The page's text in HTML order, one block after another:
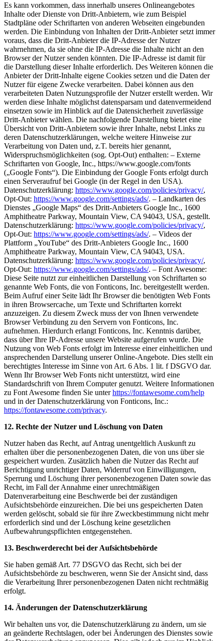
Es kann vorkommen, dass innerhalb unseres Onlineangebotes
Inhalte oder Dienste von Dritt-Anbietern, wie zum Beispiel
Stadtpläne oder Schriftarten von anderen Webseiten eingebunden
werden. Die Einbindung von Inhalten der Dritt-Anbieter setzt immer
voraus, dass die Dritt-Anbieter die IP-Adresse der Nutzer
wahrnehmen, da sie ohne die IP-Adresse die Inhalte nicht an den
Browser der Nutzer senden könnten. Die IP-Adresse ist damit für
die Darstellung dieser Inhalte erforderlich. Des Weiteren können die
Anbieter der Dritt-Inhalte eigene Cookies setzen und die Daten der
Nutzer für eigene Zwecke verarbeiten. Dabei können aus den
verarbeiteten Daten Nutzungsprofile der Nutzer erstellt werden. Wir
werden diese Inhalte möglichst datensparsam und datenvermeidend
einsetzen sowie im Hinblick auf die Datensicherheit zuverlässige
Dritt-Anbieter wählen. Die nachfolgende Darstellung bietet eine
Übersicht von Dritt-Anbietern sowie ihrer Inhalte, nebst Links zu
deren Datenschutzerklärungen, welche weitere Hinweise zur
Verarbeitung von Daten und, z.T. bereits hier genannt,
Widerspruchsmöglichkeiten (sog. Opt-Out) enthalten: – Externe
Schriftarten von Google, Inc., https://www.google.com/fonts
(„Google Fonts“). Die Einbindung der Google Fonts erfolgt durch
einen Serveraufruf bei Google (in der Regel in den USA).
Datenschutzerklärung: https://www.google.com/policies/privacy/,
Opt-Out: https://www.google.com/settings/ads/. – Landkarten des
Dienstes „Google Maps“ des Dritt-Anbieters Google Inc., 1600
Amphitheatre Parkway, Mountain View, CA 94043, USA, gestellt.
Datenschutzerklärung: https://www.google.com/policies/privacy/,
Opt-Out: https://www.google.com/settings/ads/. – Videos der
Plattform „YouTube“ des Dritt-Anbieters Google Inc., 1600
Amphitheatre Parkway, Mountain View, CA 94043, USA.
Datenschutzerklärung: https://www.google.com/policies/privacy/,
Opt-Out: https://www.google.com/settings/ads/. – Font Awesome:
Diese Seite nutzt zur einheitlichen Darstellung von Schriftarten so
genannte Web Fonts, die von Fonticons, Inc. bereitgestellt werden.
Beim Aufruf einer Seite lädt Ihr Browser die benötigten Web Fonts
in ihren Browsercache, um Texte und Schriftarten korrekt
anzuzeigen. Zu diesem Zweck muss der von Ihnen verwendete
Browser Verbindung zu den Servern von Fonticons, Inc.
aufnehmen. Hierdurch erlangt Fonticons, Inc. Kenntnis darüber,
dass über Ihre IP-Adresse unsere Website aufgerufen wurde. Die
Nutzung von Web Fonts erfolgt im Interesse einer einheitlichen und
ansprechenden Darstellung unserer Online-Angebote. Dies stellt ein
berechtigtes Interesse im Sinne von Art. 6 Abs. 1 lit. f DSGVO dar.
Wenn Ihr Browser Web Fonts nicht unterstützt, wird eine
Standardschrift von Ihrem Computer genutzt. Weitere Informationen
zu Font Awesome finden Sie unterhttps://fontawesome.com/help
und in der Datenschutzerklärung von Fonticons, Inc.:
https://fontawesome.com/privacy.
12. Rechte der Nutzer und Löschung von Daten
Nutzer haben das Recht, auf Antrag unentgeltlich Auskunft zu
erhalten über die personenbezogenen Daten, die von uns über sie
gespeichert wurden. Zusätzlich haben die Nutzer das Recht auf
Berichtigung unrichtiger Daten, Widerruf von Einwilligungen,
Sperrung und Löschung ihrer personenbezogenen Daten sowie das
Recht, im Fall der Annahme einer unrechtmäßigen
Datenverarbeitung eine Beschwerde bei der zuständigen
Aufsichtsbehörde einzureichen. Die bei uns gespeicherten Daten
werden gelöscht, sobald sie für ihre Zweckbestimmung nicht mehr
erforderlich sind und der Löschung keine gesetzlichen
Aufbewahrungspflichten entgegenstehen.
13. Beschwerderecht bei der Aufsichtsbehörde
Sie haben gemäß Art. 77 DSGVO das Recht, sich bei der
Aufsichtsbehörde zu beschweren, wenn Sie der Ansicht sind, dass
die Verarbeitung Ihrer personenbezogenen Daten nicht rechtmäßig
erfolgt.
14. Änderungen der Datenschutzerklärung
Wir behalten uns vor, die Datenschutzerklärung zu ändern, um sie
an geänderte Rechtslagen, oder bei Änderungen des Dienstes sowie